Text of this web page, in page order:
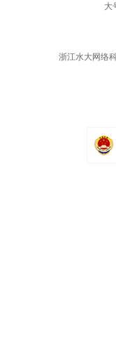
大
浙江水大网络